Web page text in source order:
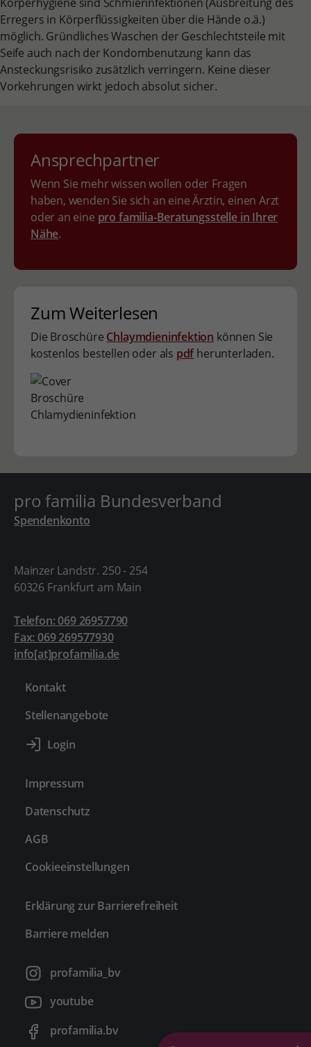
Erregers in Körperflüssigkeiten über die Hände o.ä.)
möglich. Gründliches Waschen der Geschlechtsteile mit
Seife auch nach der Kondombenutzung kann das
Ansteckungsrisiko zusätzlich verringern. Keine dieser
Vorkehrungen wirkt jedoch absolut sicher.
Ansprechpartner
Wenn Sie mehr wissen wollen oder Fragen
haben, wenden Sie sich an eine Ärztin, einen Arzt
oder an eine pro familia-Beratungsstelle in Ihrer
Nähe.
Zum Weiterlesen
Die Broschüre Chlaymdieninfektion können Sie
kostenlos bestellen oder als pdfherunterladen.
pro familia Bundesverband
Spendenkonto
Mainzer Landstr. 250 - 254
60326 Frankfurt am Main
Telefon: 069 26957790
Fax: 069 269577930
info[at]profamilia.de
Kontakt
Stellenangebote
Impressum
Datenschutz
AGB
Cookieeinstellungen
Erklärung zur Barrierefreiheit
Barriere melden
profamilia_bv
youtube
profamilia.bv